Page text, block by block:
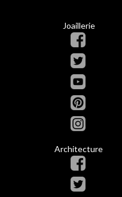
Joaillerie
Architecture